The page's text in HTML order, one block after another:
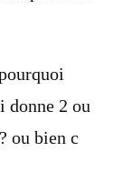
donne 2 ou
ou bien c